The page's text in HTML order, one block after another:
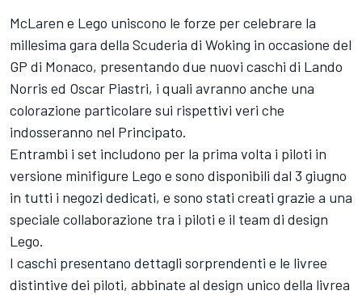
McLaren e Lego uniscono le forze per celebrare la
millesima gara della Scuderia di Woking in occasione del
GP di Monaco, presentando due nuovi caschi di Lando
Norris ed Oscar Piastri, i quali avranno anche una
colorazione particolare sui rispettivi veri che
indosseranno nel Principato.
Entrambi i set includono per la prima volta i piloti in
versione minifigure Lego e sono disponibili dal 3 giugno
in tutti i negozi dedicati, e sono stati creati grazie a una
speciale collaborazione tra i piloti e il team di design
Lego.
I caschi presentano dettagli sorprendenti e le livree
distintive dei piloti, abbinate al design unico della livrea